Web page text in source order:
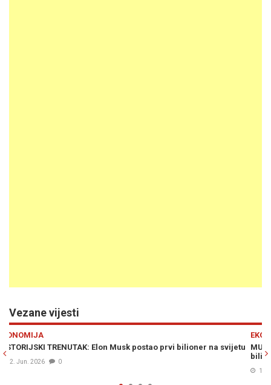
Vezane vijesti
na svijetu MUSK ISPISUJE HISTORIJU: Berza bi uskoro mogla